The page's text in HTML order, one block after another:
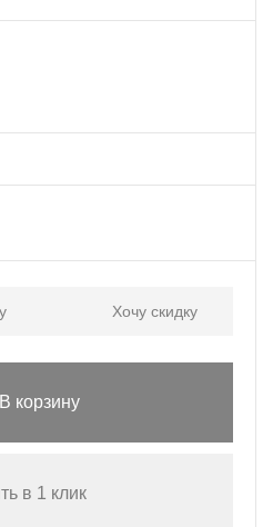
Хочу скидку
В корзину
в 1 клик